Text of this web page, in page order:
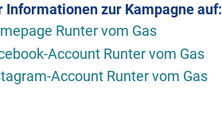
Informationen zur Kampagne auf:
Runter vom Gas
Account Runter vom Gas
Account Runter vom Gas